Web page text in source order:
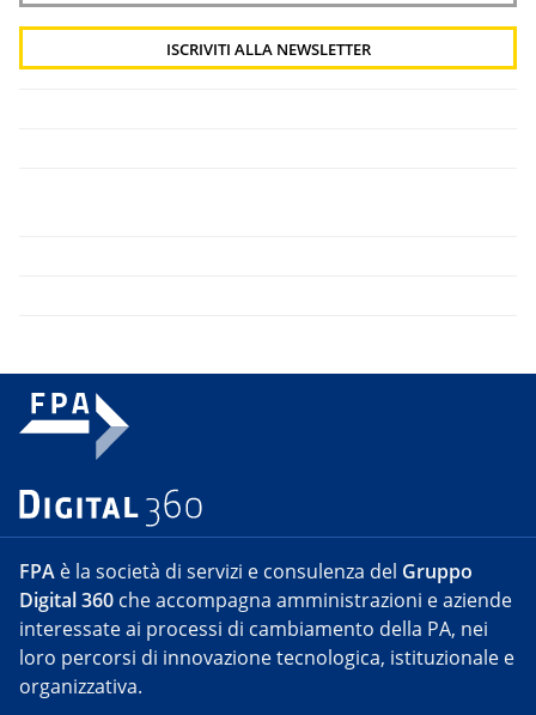
FPA è la società di servizi e consulenza del Gruppo
Digital 360 che accompagna amministrazioni e aziende
interessate ai processi di cambiamento della PA, nei
loro percorsi di innovazione tecnologica, istituzionale e
organizzativa.